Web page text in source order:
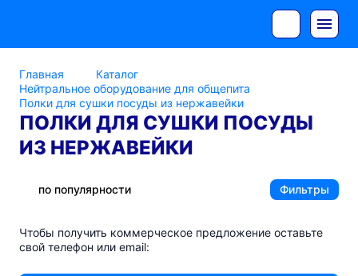
Главная
Каталог
Нейтральное оборудование для общепита
Полки для сушки посуды из нержавейки
ПОЛКИ ДЛЯ СУШКИ ПОСУДЫ
ИЗ НЕРЖАВЕЙКИ
по популярности Фильтры
Чтобы получить коммерческое предложение оставьте
свой телефон или email: